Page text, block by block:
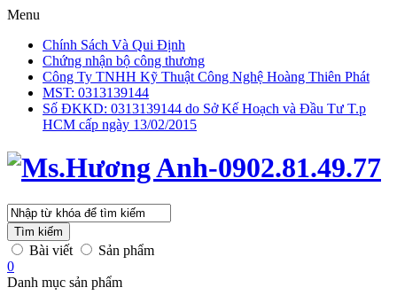
Menu
Chính Sách Và Qui Định
Chứng nhận bộ công thương
Công Ty TNHH Kỹ Thuật Công Nghệ Hoàng Thiên Phát
MST: 0313139144
Số ĐKKD: 0313139144 do Sở Kế Hoạch và Đầu Tư T.p
HCM cấp ngày 13/02/2015
Tìm kiếm
Bài viết
Sản phẩm
0
Danh mục sản phẩm